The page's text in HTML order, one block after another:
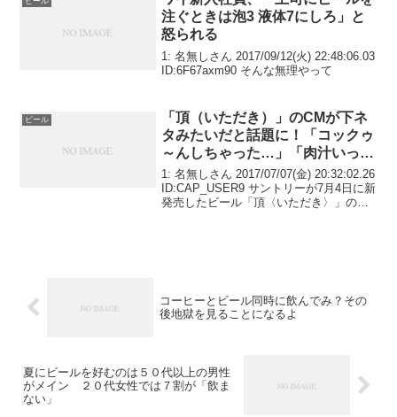
注ぐときは泡3 液体7にしろ」と
怒られる
1: 名無しさん 2017/09/12(火) 22:48:06.03
ID:6F67axm90 そんな無理やって
ビール
「頂（いただき）」のCMが下ネ
タみたいだと話題に！「コックゥ
～んしちゃった…」「肉汁いっぱ
い出ました」
1: 名無しさん 2017/07/07(金) 20:32:02.26
ID:CAP_USER9 サントリーが7月4日に新
発売したビール「頂〈いただき〉」の広
コーヒーとビール同時に飲んでみ？その
後地獄を見ることになるよ
夏にビールを好むのは５０代以上の男性
がメイン ２０代女性では７割が「飲ま
ない」